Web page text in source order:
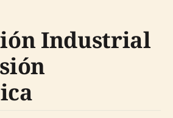
Industrial